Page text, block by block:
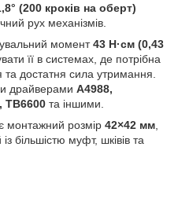
(200 кроків на оберт)
рух механізмів.
момент43 Н·см (0,43
її в системах, де потрібна
та достатня сила утримання.
драйверами A4988,
TB6600 та іншими.
монтажний розмір 42×42 мм
більшістю муфт, шківів та